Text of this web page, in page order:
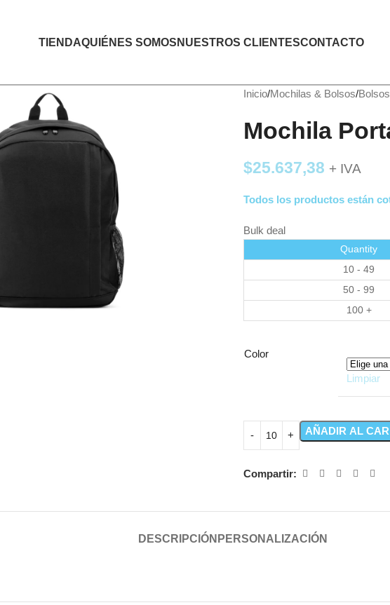
TIENDAQUIÉNES SOMOS NUESTROS CLIENTESCONTACTO
Inicio Mochilas & Bolsos
Mochila
$25.637,38 + IVA
Todos los productos están
Bulk deal
Quantity
10 - 49
50 - 99
100 +
Color
Limpiar
AÑADIR AL
Compartir:
DESCRIPCIÓN PERSONALIZACIÓN